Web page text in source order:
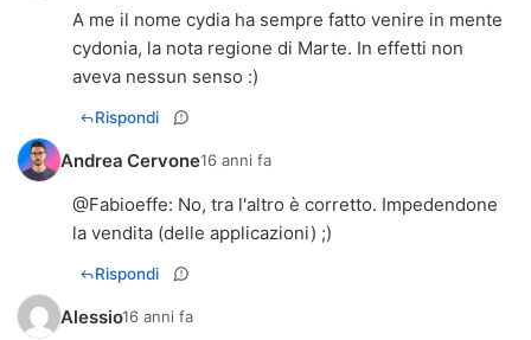
A me il nome cydia ha sempre fatto venire in mente
cydonia, la nota regione di Marte. In effetti non
aveva nessun senso :)
Rispondi
Andrea Cervone16 anni fa
@Fabioeffe: No, tra l'altro è corretto. Impedendone
la vendita (delle applicazioni) ;)
Rispondi
Alessio16 anni fa